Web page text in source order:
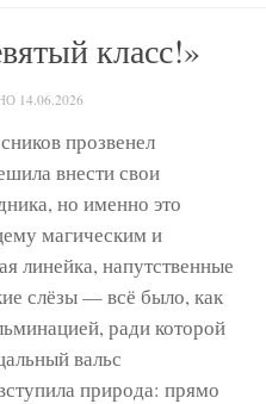
класс!»
14.06.2026
прозвенел
внести свои
но именно это
магическим и
линейка, напутственные
слёзы — всё было, как
ради которой
вальс
природа: прямо